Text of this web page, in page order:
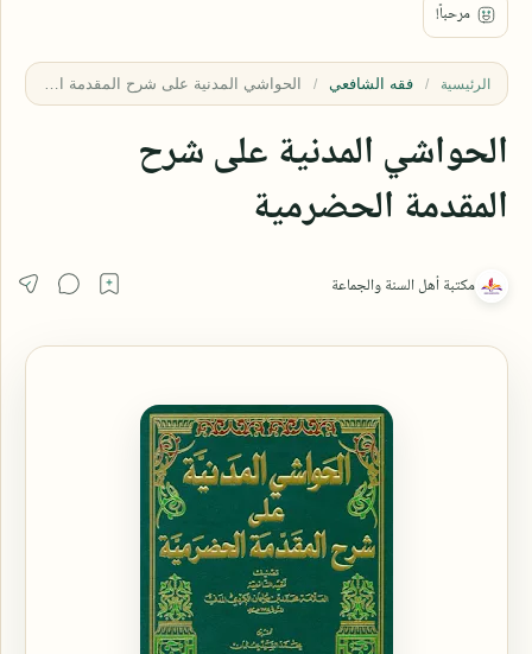
الرئيسية فقه الشافعي
الحواشي المدنية على شرح
المقدمة الحضرمية